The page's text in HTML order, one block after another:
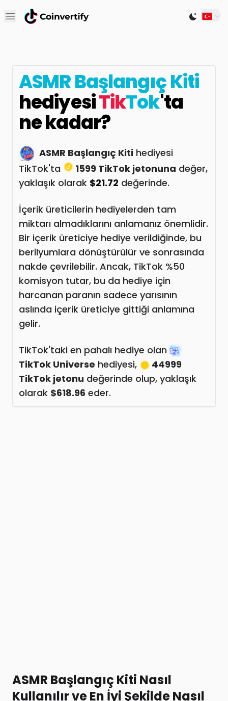
Open main menu Switch
ASMR Başlangıç Kiti
hediyesiTikTok'ta
ne kadar?
ASMR Başlangıç Kiti hediyesi
TikTok'ta
1599 TikTok jetonuna değer,
yaklaşık olarak $21.72 değerinde.
İçerik üreticilerin hediyelerden tam
miktarı almadıklarını anlamanız önemlidir.
Bir içerik üreticiye hediye verildiğinde, bu
berilyumlara dönüştürülür ve sonrasında
nakde çevrilebilir. Ancak, TikTok %50
komisyon tutar, bu da hediye için
harcanan paranın sadece yarısının
aslında içerik üreticiye gittiği anlamına
gelir.
TikTok'taki en pahalı hediye olan
TikTok Universe hediyesi,
44999
TikTok jetonu değerinde olup, yaklaşık
olarak $618.96 eder.
ASMR Başlangıç Kiti Nasıl
Kullanılır ve En İyi Şekilde Nasıl